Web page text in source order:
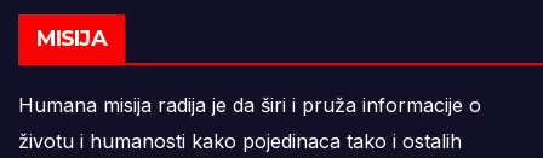
MISIJA
Humana misija radija je da širi i pruža informacije o
životu i humanosti kako pojedinaca tako i ostalih